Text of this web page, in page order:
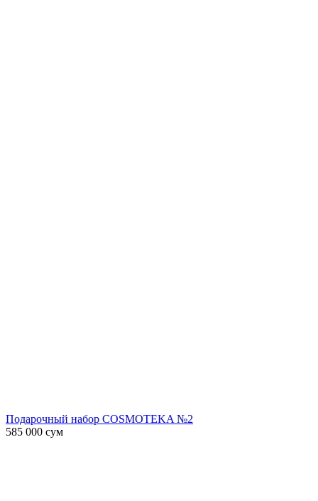
Подарочный набор COSMOTEKA №2
585 000 сум